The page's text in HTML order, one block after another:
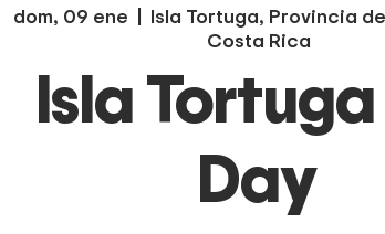
dom, 09 ene
  |
Isla Tortuga, Provincia
Costa Rica
Isla Tortuga
Day